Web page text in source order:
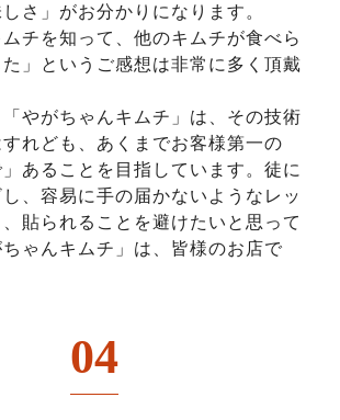
さ」がお分かりになります。
ムチを知って、他のキムチが食べら
」というご感想は非常に多く頂戴
やがちゃんキムチ」は、その技術
れども、あくまでお客様第一の
」あることを目指しています。徒に
、容易に手の届かないようなレッ
貼られることを避けたいと思って
ゃんキムチ」は、皆様のお店で
04